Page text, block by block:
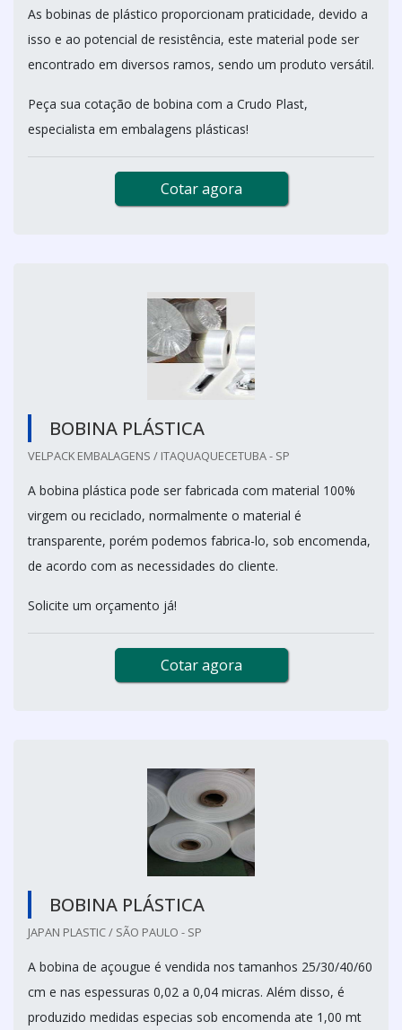
As bobinas de plástico proporcionam praticidade, devido a
isso e ao potencial de resistência, este material pode ser
encontrado em diversos ramos, sendo um produto versátil.
Peça sua cotação de bobina com a Crudo Plast,
especialista em embalagens plásticas!
Cotar agora
BOBINA PLÁSTICA
VELPACK EMBALAGENS / ITAQUAQUECETUBA - SP
A bobina plástica pode ser fabricada com material 100%
virgem ou reciclado, normalmente o material é
transparente, porém podemos fabrica-lo, sob encomenda,
de acordo com as necessidades do cliente.
Solicite um orçamento já!
Cotar agora
BOBINA PLÁSTICA
JAPAN PLASTIC / SÃO PAULO - SP
A bobina de açougue é vendida nos tamanhos 25/30/40/60
cm e nas espessuras 0,02 a 0,04 micras. Além disso, é
produzido medidas especias sob encomenda ate 1,00 mt